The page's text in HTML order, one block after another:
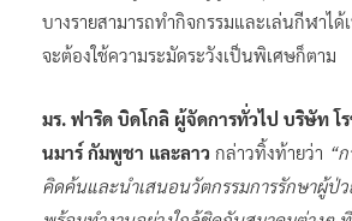
บางรายสามารถทำกิจกรรมและเล่นกีฬาไ
จะต้องใช้ความระมัดระวังเป็นพิเศษก็ตาม
มร. ฟาริด บิดโกลิ ผู้จัดการทั่วไป บริษัท โ
นมาร์ กัมพูชา และลาว กล่าวทิ้งท้ายว่า “
คิดค้นและนำเสนอนวัตกรรมการรักษาผู้ป่